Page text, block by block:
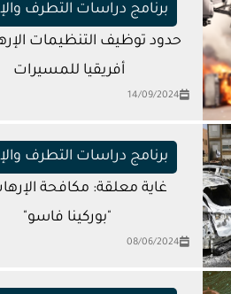
برنامج دراسات التطرف
حدود توظيف التنظيمات
أفريقيا للمسيرات
14/09/2024
برنامج دراسات التطرف
غاية معلقة: مكافحة
"بوركينا فاسو"
08/06/2024